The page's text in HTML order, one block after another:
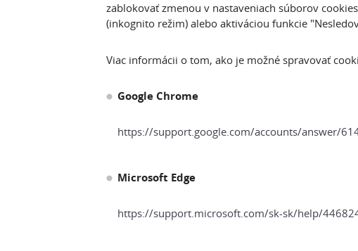
zablokovať zmenou v nastaveniach súborov
(inkognito režim) alebo aktiváciou funkcie
Viac informácii o tom, ako je možné spravovať
Google Chrome
https://support.google.com/accounts/answer/
Microsoft Edge
https://support.microsoft.com/sk-sk/help/